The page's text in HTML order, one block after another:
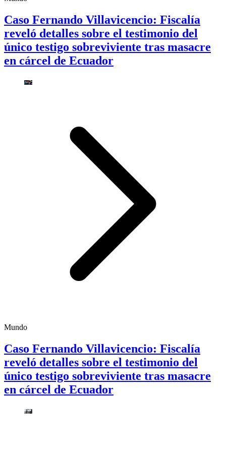
Caso Fernando Villavicencio: Fiscalía
reveló detalles sobre el testimonio del
único testigo sobreviviente tras masacre
en cárcel de Ecuador
Mundo
Caso Fernando Villavicencio: Fiscalía
reveló detalles sobre el testimonio del
único testigo sobreviviente tras masacre
en cárcel de Ecuador